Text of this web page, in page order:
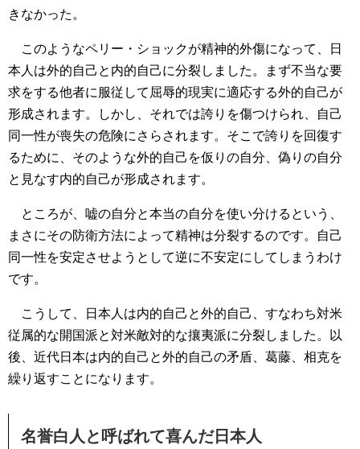
きなかった。
このようなペリー・ショックが精神的外傷になって、日
本人は外的自己と内的自己に分裂しました。まず不当な要
求をする他者に服従して屈辱的現実に適応する外的自己が
形成されます。しかし、それでは誇りを傷つけられ、自己
同一性が喪失の危険にさらされます。そこで誇りを回復す
るために、そのような外的自己を仮りの自分、偽りの自分
と見なす内的自己が形成されます。
ところが、嘘の自分と本当の自分を使い分けるという、
まさにその防衛方法によって精神は分裂するのです。自己
同一性を安定させようとして逆に不安定にしてしまうわけ
です。
こうして、日本人は内的自己と外的自己、すなわち対米
従属的な開国派と対米敵対的な攘夷派に分裂しました。以
後、近代日本は内的自己と外的自己の矛盾、葛藤、相克を
繰り返すことになります。
名誉白人と呼ばれて喜んだ日本人